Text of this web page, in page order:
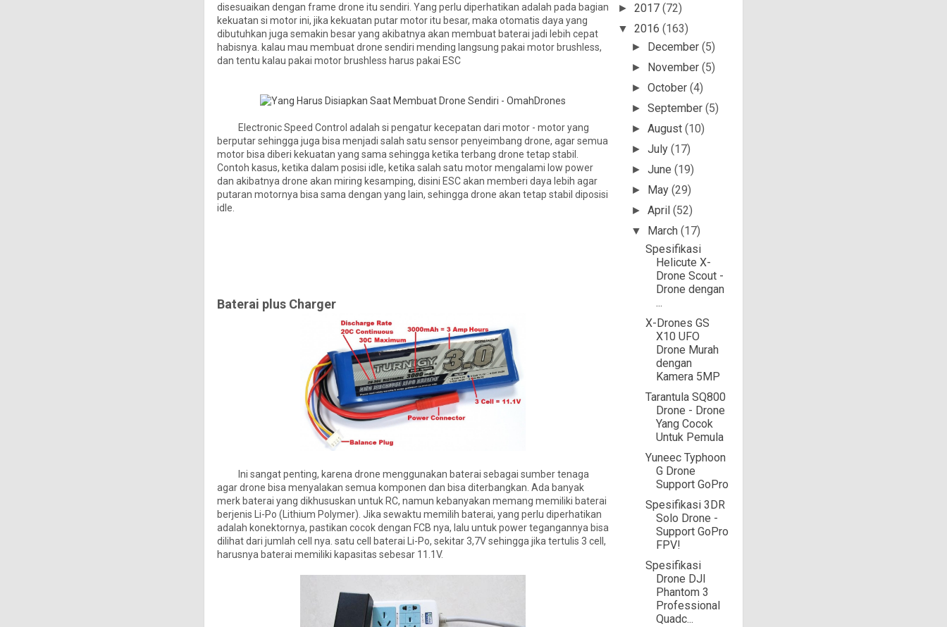
disesuaikan dengan frame drone itu sendiri. Yang perlu diperhatikan adalah pada bagian
kekuatan si motor ini, jika kekuatan putar motor itu besar, maka otomatis daya yang
dibutuhkan juga semakin besar yang akibatnya akan membuat baterai jadi lebih cepat
habisnya. kalau mau membuat drone sendiri mending langsung pakai motor brushless,
dan tentu kalau pakai motor brushless harus pakai ESC
Electronic Speed Control adalah si pengatur kecepatan dari motor - motor yang
berputar sehingga juga bisa menjadi salah satu sensor penyeimbang drone, agar semua
motor bisa diberi kekuatan yang sama sehingga ketika terbang drone tetap stabil.
Contoh kasus, ketika dalam posisi idle, ketika salah satu motor mengalami low power
dan akibatnya drone akan miring kesamping, disini ESC akan memberi daya lebih agar
putaran motornya bisa sama dengan yang lain, sehingga drone akan tetap stabil diposisi
idle.
Baterai plus Charger
Ini sangat penting, karena drone menggunakan baterai sebagai sumber tenaga
agar drone bisa menyalakan semua komponen dan bisa diterbangkan. Ada banyak
merk baterai yang dikhususkan untuk RC, namun kebanyakan memang memiliki baterai
berjenis Li-Po (Lithium Polymer). Jika sewaktu memilih baterai, yang perlu diperhatikan
adalah konektornya, pastikan cocok dengan FCB nya, lalu untuk power tegangannya bisa
dilihat dari jumlah cell nya. satu cell baterai Li-Po, sekitar 3,7V sehingga jika tertulis 3 cell,
harusnya baterai memiliki kapasitas sebesar 11.1V.
► 2017 (72)
▼ 2016 (163)
► December(5)
► November(5)
►October(4)
►September(5)
►August(10)
►July(17)
►June(19)
► May(29)
►April(52)
▼ March(17)
Spesifikasi
Helicute X-
Drone Scout -
Drone dengan
...
X-Drones GS
X10 UFO
Drone Murah
dengan
Kamera 5MP
Tarantula SQ800
Drone - Drone
Yang Cocok
Untuk Pemula
Yuneec Typhoon
G Drone
Support GoPro
Spesifikasi 3DR
Solo Drone -
Support GoPro
FPV!
Spesifikasi
Drone DJI
Phantom 3
Professional
Quadc...